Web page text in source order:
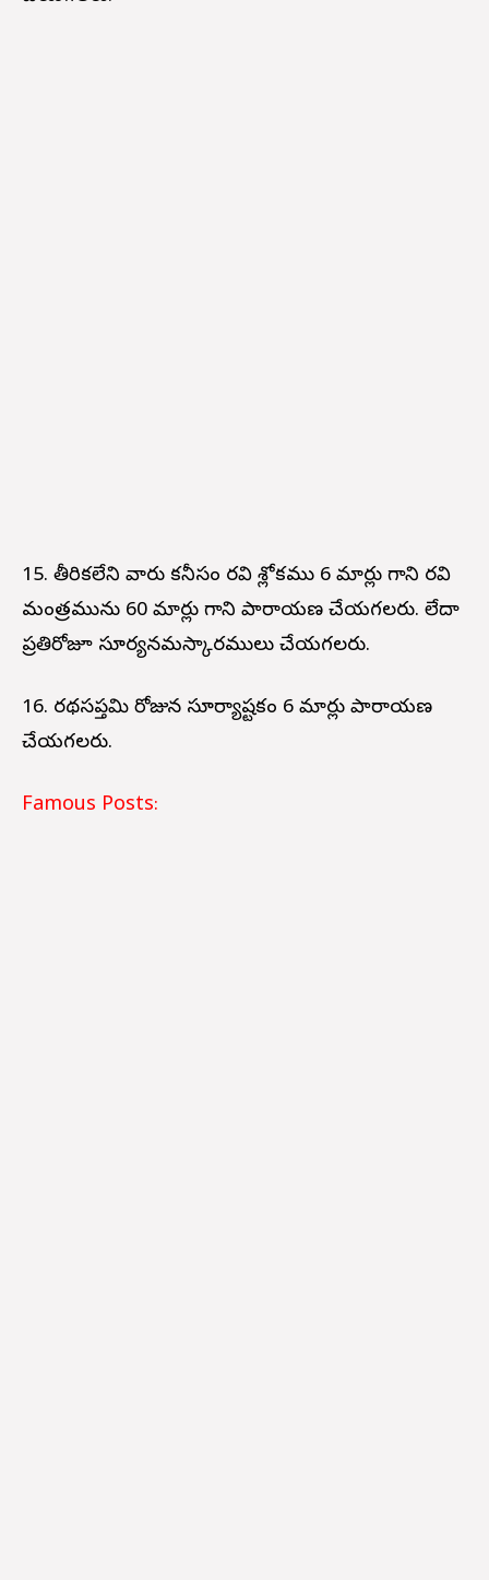
15. తీరికలేని వారు కనీసం రవి శ్లోకము 6 మార్లు గాని రవి
మంత్రమును 60 మార్లు గాని పారాయణ చేయగలరు. లేదా
ప్రతిరోజూ సూర్యనమస్కారములు చేయగలరు.
16. రథసప్తమి రోజున సూర్యాష్టకం 6 మార్లు పారాయణ
చేయగలరు.
Famous Posts: